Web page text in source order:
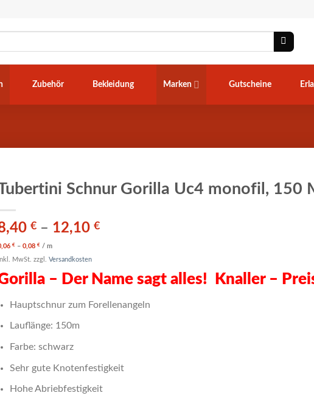
Zubehör Bekleidung Marken Gutscheine
Schnur Gorilla Uc4 monofil, 150
€– 12,10 €
€– 0,08 €/ m
MwSt. zzgl. Versandkosten
– Der Name sagt alles! Knaller –
Hauptschnur zum Forellenangeln
Lauflänge: 150m
Farbe: schwarz
Sehr gute Knotenfestigkeit
Hohe Abriebfestigkeit